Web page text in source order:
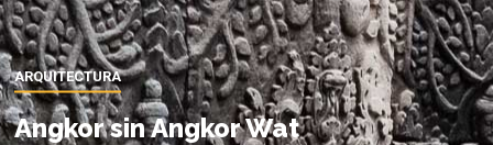
ARQUITECTURA
Angkor sin Angkor Wat